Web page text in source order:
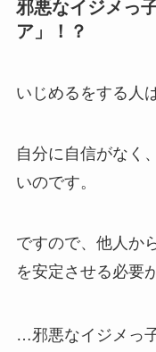
邪悪なイジメっ
ア」！？
いじめるをする人
自分に自信がなく
いのです。
ですので、他人か
を安定させる必要
…邪悪なイジメっ